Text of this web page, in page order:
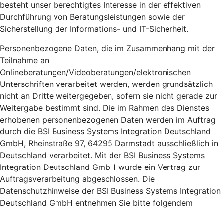
besteht unser berechtigtes Interesse in der effektiven
Durchführung von Beratungsleistungen sowie der
Sicherstellung der Informations- und IT-Sicherheit.
Personenbezogene Daten, die im Zusammenhang mit der
Teilnahme an
Onlineberatungen/Videoberatungen/elektronischen
Unterschriften verarbeitet werden, werden grundsätzlich
nicht an Dritte weitergegeben, sofern sie nicht gerade zur
Weitergabe bestimmt sind. Die im Rahmen des Dienstes
erhobenen personenbezogenen Daten werden im Auftrag
durch die BSI Business Systems Integration Deutschland
GmbH, Rheinstraße 97, 64295 Darmstadt ausschließlich in
Deutschland verarbeitet. Mit der BSI Business Systems
Integration Deutschland GmbH wurde ein Vertrag zur
Auftragsverarbeitung abgeschlossen. Die
Datenschutzhinweise der BSI Business Systems Integration
Deutschland GmbH entnehmen Sie bitte folgendem